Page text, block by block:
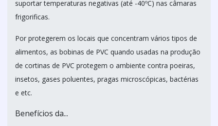
suportar temperaturas negativas (até -40ºC) nas câmaras
frigorificas.
Por protegerem os locais que concentram vários tipos de
alimentos, as bobinas de PVC quando usadas na produção
de cortinas de PVC protegem o ambiente contra poeiras,
insetos, gases poluentes, pragas microscópicas, bactérias
e etc.
Benefícios da...